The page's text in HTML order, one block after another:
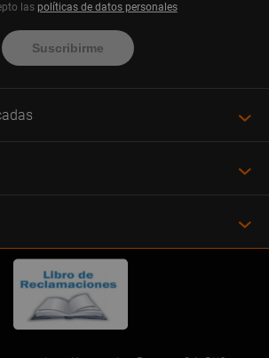
las políticas de datos personales
Suscribirme